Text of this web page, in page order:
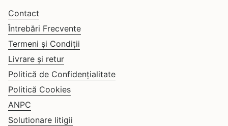
Contact
Întrebări Frecvente
Termeni și Condiții
Livrare și retur
Politică de Confidențialitate
Politică Cookies
ANPC
Solutionare litigii